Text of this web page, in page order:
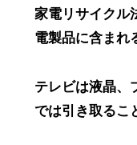
家電リサイクル
電製品に含まれ
テレビは液晶、
では引き取るこ